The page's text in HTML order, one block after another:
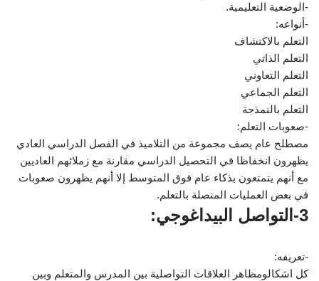
-الوضعية التعليمية.
-أنواعه:
التعلم بالاكتشاف
التعلم الذاتي
التعلم التعاوني
التعلم الجماعي
التعلم بالنمذجة
-صعوبات التعلم:
مصطلح عام يصف مجموعة من التلاميذ في الفصل الدراسي العادي
يظهرون انخفاظا في التحصيل الدراسي مقارنة مع زملائهم العاديين
مع أنهم يتمتعون بذكاء عام فوق المتوسط إلا أنهم يظهرون صعوبات
في بعض العمليات المتصلة بالتعلم.
3-التواصل البيداغوجي:
-تعريفه:
كل اشكالومظاهر العلاقات التواصلية بين المدرس والمتعلم وبين